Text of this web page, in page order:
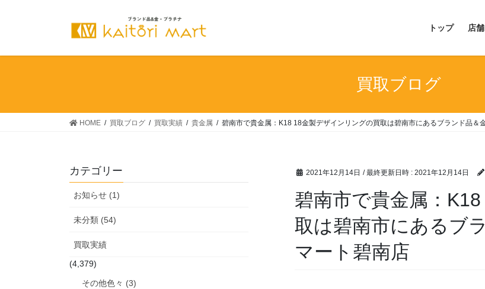
トップ 店舗
買取ブログ
HOME 買取ブログ 買取実績 貴金属 碧南市で貴金属：K18 18金製デザインリングの買取は碧南市にあるブランド品＆
2021年12月14日 / 最終更新日時 : 2021年12月14日
碧南市で貴金属：
取は碧南市にあるブ
マート碧南店
カテゴリー
お知らせ (1)
未分類 (54)
買取実績
(4,379)
その他色々 (3)